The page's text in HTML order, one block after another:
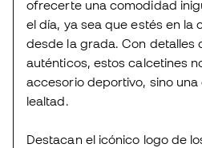
ofrecerte una comodidad
el día, ya sea que estés en la
desde la grada. Con detalles
auténticos, estos calcetines
accesorio deportivo, sino
lealtad.
Destacan el icónico logo de